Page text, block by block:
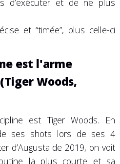
d’exécuter et de ne plus
et “timée”, plus celle-ci
est l'arme
Woods,
est Tiger Woods. En
ses shots lors de ses 4
d’Augusta de 2019, on voit
la plus courte et sa